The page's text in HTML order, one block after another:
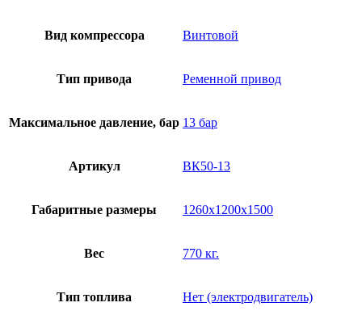
Вид компрессора Винтовой
Тип привода Ременной привод
Максимальное давление, бар 13 бар
Артикул ВК50-13
Габаритные размеры 1260х1200х1500
Вес 770 кг.
Тип топлива Нет (электродвигатель)